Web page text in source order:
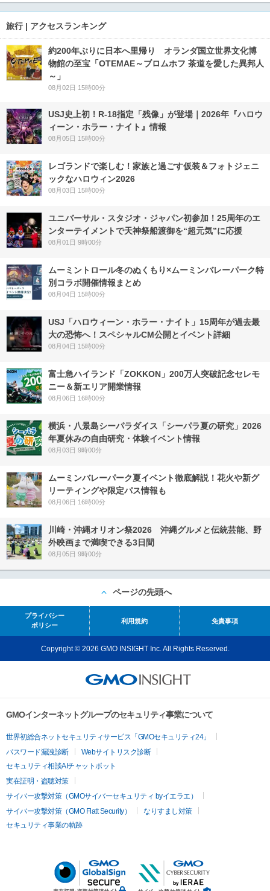
旅行 | アクセスランキング
約200年ぶりに日本へ里帰り オランダ国立世界文化博
物館の至宝「OTEMAE～ブロムホフ 茶道を愛した異邦人
～」
08月02日 15時00分
USJ史上初！R-18指定「残像」が登場｜2026年『ハロウ
ィーン・ホラー・ナイト』情報
08月05日 15時00分
レゴランドで楽しむ！家族と過ごす仮装＆フォトジェニ
ックなハロウィン2026
08月03日 15時00分
ユニバーサル・スタジオ・ジャパン初参加！25周年のエ
ンターテイメントで天神祭船渡御を“超元気”に応援
08月01日 9時00分
ムーミントロール冬のぬくもり×ムーミンバレーパーク特
別コラボ開催情報まとめ
08月04日 15時00分
USJ「ハロウィーン・ホラー・ナイト」15周年が過去最
大の恐怖へ！スペシャルCM公開とイベント詳細
08月04日 15時00分
富士急ハイランド「ZOKKON」200万人突破記念セレモ
ニー＆新エリア開業情報
08月06日 16時00分
横浜・八景島シーパラダイス「シーパラ夏の研究」2026
年夏休みの自由研究・体験イベント情報
08月03日 9時00分
ムーミンバレーパーク夏イベント徹底解説！花火や新グ
リーティングや限定パス情報も
08月06日 16時00分
川崎・沖縄オリオン祭2026 沖縄グルメと伝統芸能、野
外映画まで満喫できる3日間
08月05日 9時00分
ページの先頭へ
プライバシー
ポリシー
利用規約 免責事項
Copyright © 2026 GMO INSIGHT Inc. All Rights Reserved.
GMOインターネットグループのセキュリティ事業について
世界初総合ネットセキュリティサービス「GMOセキュリティ24」
パスワード漏洩診断
Webサイトリスク診断
セキュリティ相談AIチャットボット
実在証明・盗聴対策
サイバー攻撃対策（GMOサイバーセキュリティ byイエラエ）
サイバー攻撃対策（GMO Flatt Security）
なりすまし対策
セキュリティ事業の軌跡